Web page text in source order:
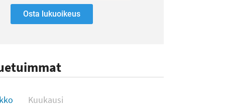
Osta lukuoikeus
Kuukausi